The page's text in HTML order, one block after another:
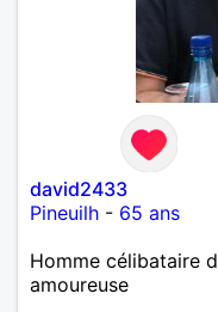
david2433
Pineuilh - 65 ans
Homme célibataire
amoureuse